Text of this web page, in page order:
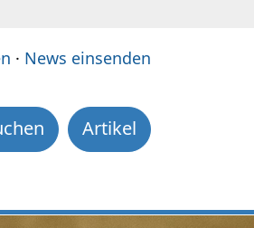
· News einsenden
Artikel